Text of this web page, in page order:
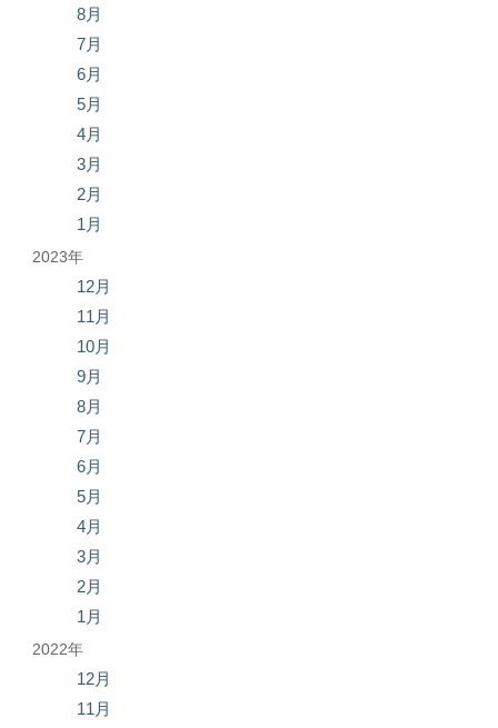
8月
7月
6月
5月
4月
3月
2月
1月
2023年
12月
11月
10月
9月
8月
7月
6月
5月
4月
3月
2月
1月
2022年
12月
11月